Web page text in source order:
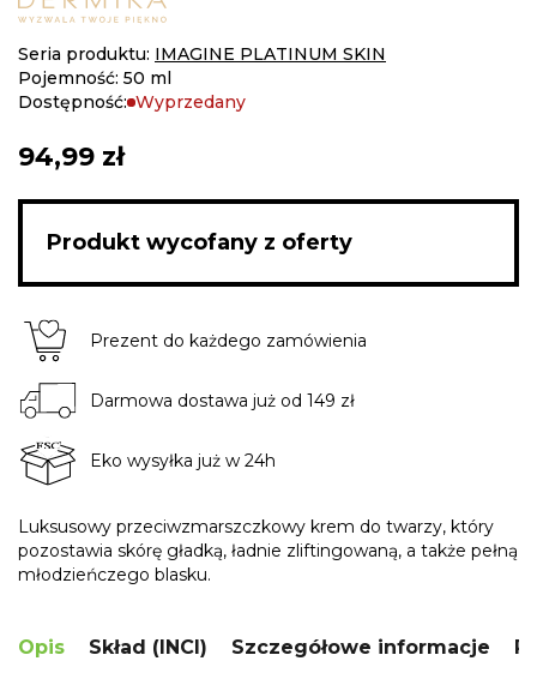
images
Seria produktu: IMAGINE PLATINUM SKIN
Pojemność: 50 ml
Dostępność: Wyprzedany
94,99 zł
Produkt wycofany z oferty
Prezent do każdego zamówienia
Darmowa dostawa już od 149 zł
Eko wysyłka już w 24h
Luksusowy przeciwzmarszczkowy krem do twarzy, który
pozostawia skórę gładką, ładnie zliftingowaną, a także pełną
młodzieńczego blasku.
Opis Skład (INCI) Szczegółowe informacje